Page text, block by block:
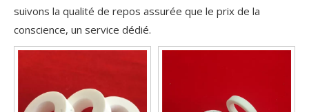
suivons la qualité de repos assurée que le prix de la
conscience, un service dédié.